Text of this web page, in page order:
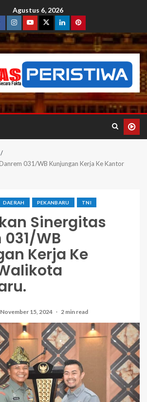
Agustus 6, 2026
031/WB Kunjungan Kerja Ke Kantor
DAERAH PEKANBARU TNI
Sinergitas
WB
Kerja Ke
November 15, 2024 2 min read